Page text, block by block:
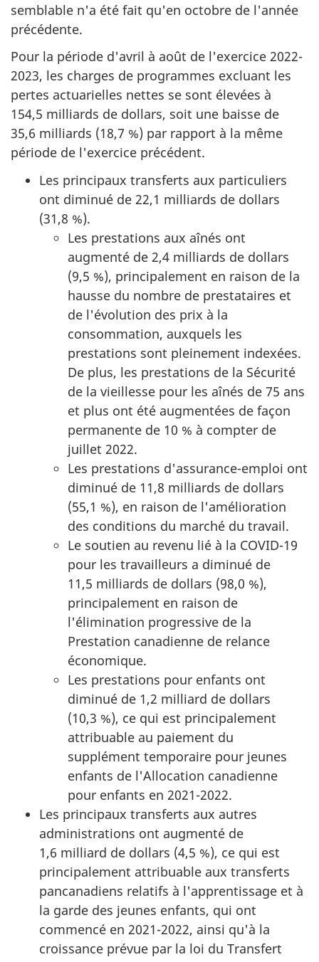
semblable n'a été fait qu'en octobre de l'année
précédente.
Pour la période d'avril à août de l'exercice 2022-
2023, les charges de programmes excluant les
pertes actuarielles nettes se sont élevées à
154,5 milliards de dollars, soit une baisse de
35,6 milliards (18,7 %) par rapport à la même
période de l'exercice précédent.
Les principaux transferts aux particuliers
ont diminué de 22,1 milliards de dollars
(31,8 %).
Les prestations aux aînés ont
augmenté de 2,4 milliards de dollars
(9,5 %), principalement en raison de la
hausse du nombre de prestataires et
de l'évolution des prix à la
consommation, auxquels les
prestations sont pleinement indexées.
De plus, les prestations de la Sécurité
de la vieillesse pour les aînés de 75 ans
et plus ont été augmentées de façon
permanente de 10 % à compter de
juillet 2022.
Les prestations d'assurance-emploi ont
diminué de 11,8 milliards de dollars
(55,1 %), en raison de l'amélioration
des conditions du marché du travail.
Le soutien au revenu lié à la COVID-19
pour les travailleurs a diminué de
11,5 milliards de dollars (98,0 %),
principalement en raison de
l'élimination progressive de la
Prestation canadienne de relance
économique.
Les prestations pour enfants ont
diminué de 1,2 milliard de dollars
(10,3 %), ce qui est principalement
attribuable au paiement du
supplément temporaire pour jeunes
enfants de l'Allocation canadienne
pour enfants en 2021-2022.
Les principaux transferts aux autres
administrations ont augmenté de
1,6 milliard de dollars (4,5 %), ce qui est
principalement attribuable aux transferts
pancanadiens relatifs à l'apprentissage et à
la garde des jeunes enfants, qui ont
commencé en 2021-2022, ainsi qu'à la
croissance prévue par la loi du Transfert